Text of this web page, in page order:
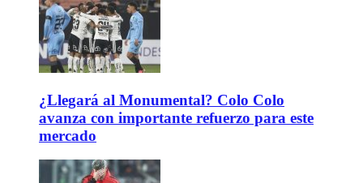
¿Llegará al Monumental? Colo Colo
avanza con importante refuerzo para este
mercado